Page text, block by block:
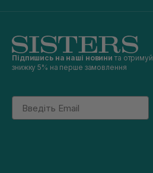
Підпишись на наші новини та отримуй
знижку 5% на перше замовлення
Email